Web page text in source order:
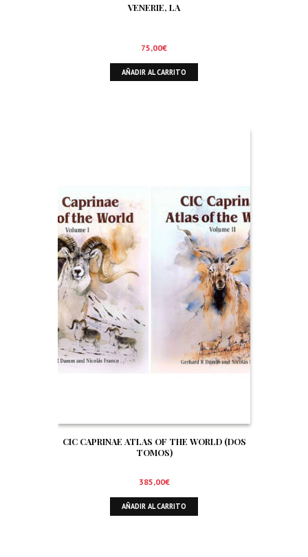
VENERIE, LA
75,00€
AÑADIR AL CARRITO
CIC CAPRINAE ATLAS OF THE WORLD (DOS
TOMOS)
385,00€
AÑADIR AL CARRITO